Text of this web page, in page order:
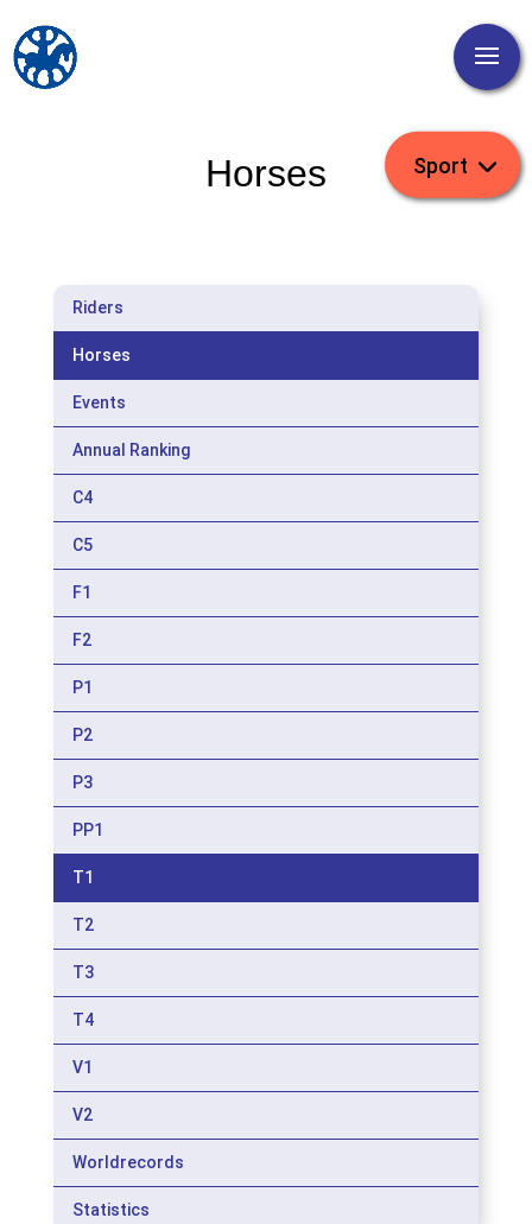
Horses
Riders
Horses
Events
Annual Ranking
C4
C5
F1
F2
P1
P2
P3
PP1
T1
T2
T3
T4
V1
V2
Worldrecords
Statistics